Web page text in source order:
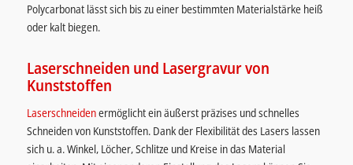
Polycarbonat lässt sich bis zu einer bestimmten Materialstärke heiß
oder kalt biegen.
Laserschneiden und Lasergravur von
Kunststoffen
Laserschneidenermöglicht ein äußerst präzises und schnelles
Schneiden von Kunststoffen. Dank der Flexibilität des Lasers lassen
sich u. a. Winkel, Löcher, Schlitze und Kreise in das Material